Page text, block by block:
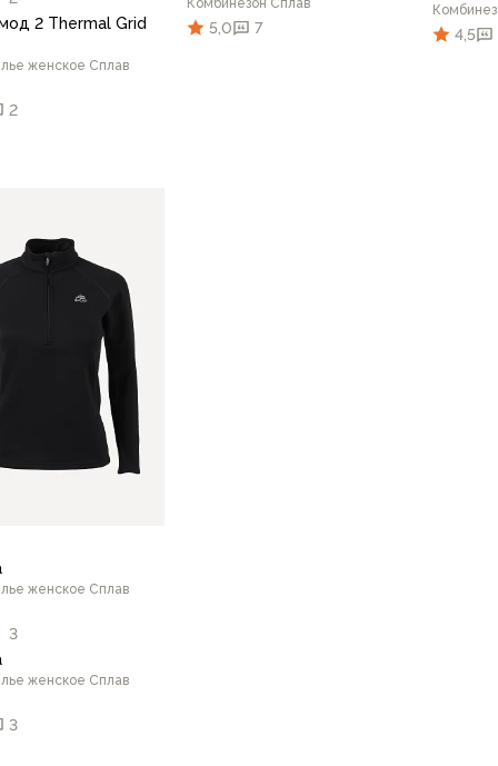
2 Thermal Grid
женское Сплав
2
В корзину
Комбинезон Сплав
5,0 7 4,5
женское Сплав
3
женское Сплав
3